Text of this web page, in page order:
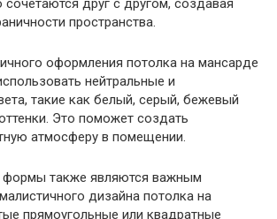
сочетаются друг с другом, создавая
пространства.
оформления потолка на мансарде
нейтральные и
такие как белый, серый, бежевый
Это поможет создать
атмосферу в помещении.
формы также являются важным
дизайна потолка на
прямоугольные или квадратные